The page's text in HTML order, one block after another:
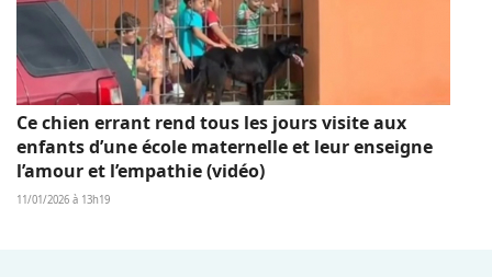
Ce chien errant rend tous les jours visite aux
enfants d’une école maternelle et leur enseigne
l’amour et l’empathie (vidéo)
11/01/2026 à 13h19